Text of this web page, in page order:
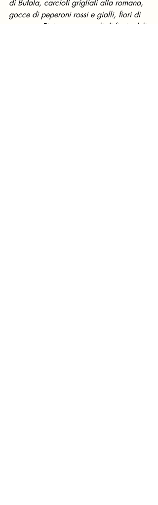
di Bufala, carciofi grigliati alla romana,
gocce di peperoni rossi e gialli, fiori di
cappero. Finitura con petali di fiori eduli